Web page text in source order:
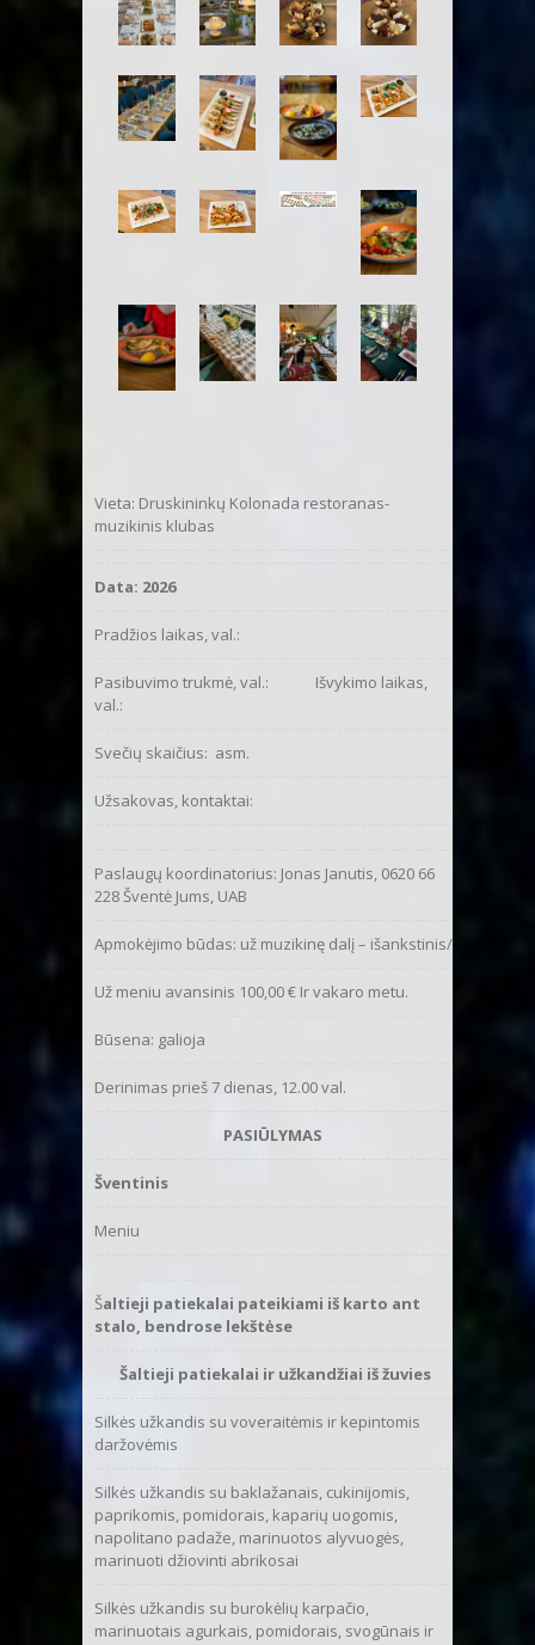
Vieta: Druskininkų Kolonada restoranas-
muzikinis klubas
Data: 2026
Pradžios laikas, val.:
Pasibuvimo trukmė, val.: Išvykimo laikas,
val.:
Svečių skaičius: asm.
Užsakovas, kontaktai:
Paslaugų koordinatorius: Jonas Janutis, 0620 66
228 Šventė Jums, UAB
Apmokėjimo būdas: už muzikinę dalį – išankstinis/
Už meniu avansinis 100,00 € Ir vakaro metu.
Būsena: galioja
Derinimas prieš 7 dienas, 12.00 val.
PASIŪLYMAS
Šventinis
Meniu
Šaltieji patiekalai pateikiami iš karto ant
stalo, bendrose lekštėse
Šaltieji patiekalai ir užkandžiai iš žuvies
Silkės užkandis su voveraitėmis ir kepintomis
daržovėmis
Silkės užkandis su baklažanais, cukinijomis,
paprikomis, pomidorais, kaparių uogomis,
napolitano padaže, marinuotos alyvuogės,
marinuoti džiovinti abrikosai
Silkės užkandis su burokėlių karpačio,
marinuotais agurkais, pomidorais, svogūnais ir